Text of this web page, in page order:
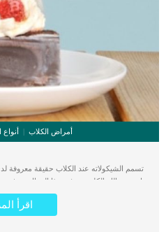
أمراض الكلاب أنواع
تسمم الشيكولاته عند الكلاب حقيقة معروفة
او عند مالك الكلب. فى هذا المقال سوف
الى تسمم الشيكولاته وإجراءات الخطة
المؤدية إلى التسمم فى جسم الكلب. قد
اقرأ